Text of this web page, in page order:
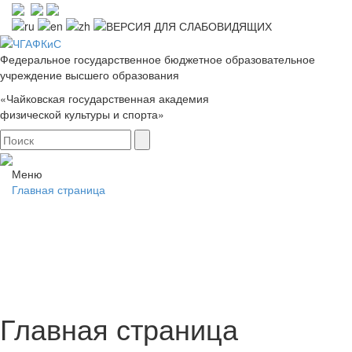
Федеральное государственное бюджетное образовательное
учреждение высшего образования
«Чайковская государственная академия
физической культуры и спорта»
Меню
Главная страница
Главная страница